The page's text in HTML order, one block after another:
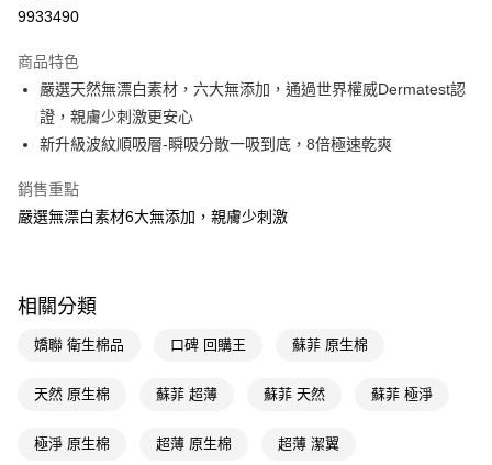
街口支付
悠遊付
Google Pay
AFTEE先享後付
相關說明
１．簡單：不需註冊會員、不需綁卡、不需儲值。
３．安心：先確認商品／服務後，再付款。
【「AFTEE先享後付」結帳流程】
１．於結帳方式選擇「AFTEE先享後付」後，將跳轉至「AFTEE先享後付」
２．訂單成立數日內，您將收到繳費通知簡訊。
運送方式
全家取貨付款
每筆NT$65，滿NT$390(含以上)免運費
9933490
商品特色
嚴選天然無漂白素材，六大無添加，通過世界權威Dermatest認
證，親膚少刺激更安心
新升級波紋順吸層-瞬吸分散一吸到底，8倍極速乾爽
銷售重點
嚴選無漂白素材6大無添加，親膚少刺激
相關分類
嬌聯 衛生棉品 口碑 回購王 蘇菲 原生棉
天然 原生棉 蘇菲 超薄 蘇菲 天然 蘇菲 極淨
極淨 原生棉 超薄 原生棉 超薄 潔翼